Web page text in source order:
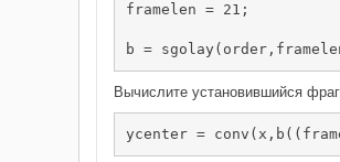
framelen = 21;
b =
Вычислите установившийся
ycenter =